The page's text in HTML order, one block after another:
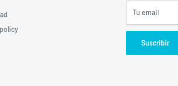
Tu email
Suscribir